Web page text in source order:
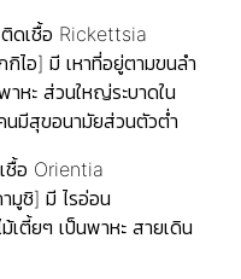
ดเชื้อ Rickettsia
ไอ] มี เหาที่อยู่ตามขนลำ
หะ ส่วนใหญ่ระบาดใน
มีสุขอนามัยส่วนตัวต่ำ
ชื้อ Orientia
มูชิ] มี ไรอ่อน
เตี้ยๆ เป็นพาหะ สายเดิน